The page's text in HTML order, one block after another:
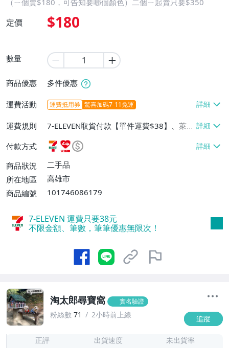
（ㄧ個賣$180，可告知要哪個顏色）二個ㄧ起賣只要$350
定價 $180
數量
商品優惠 多件優惠
運費活動 運費抵用券 驚喜加碼7-11免運
運費規則
7-ELEVEN取貨付款【單件運費$38】、萊爾
富取貨付款【單件運費$60】、宅配/貨運
【單件運費$100】
付款方式
商品狀況
二手品
所在地區
高雄市
商品編號
101746086179
7-ELEVEN 運費只要38元
不限金額、筆數，筆筆優惠無限次！
淘太郎尋寶窩 實名驗證
粉絲數 71 2小時前上線 追蹤
正評 出貨速度 未出貨率